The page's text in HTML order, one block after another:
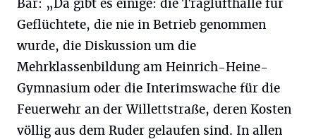
Bär: „Da gibt es einige: die Traglufthalle für
Geflüchtete, die nie in Betrieb genommen
wurde, die Diskussion um die
Mehrklassenbildung am Heinrich-Heine-
Gymnasium oder die Interimswache für die
Feuerwehr an der Willettstraße, deren Kosten
völlig aus dem Ruder gelaufen sind. In allen